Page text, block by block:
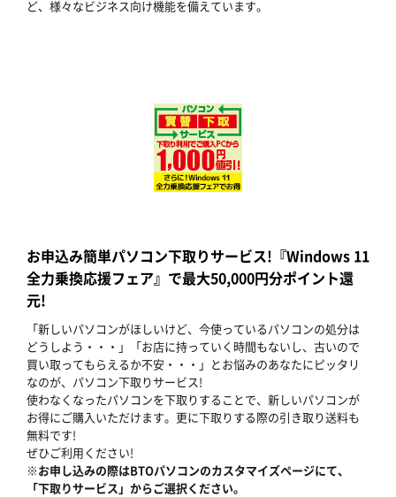
ど、様々なビジネス向け機能を備えています。
お申込み簡単パソコン下取りサービス!『Windows 11
全力乗換応援フェア』で最大50,000円分ポイント還
元!
「新しいパソコンがほしいけど、今使っているパソコンの処分は
どうしよう・・・」「お店に持っていく時間もないし、古いので
買い取ってもらえるか不安・・・」とお悩みのあなたにピッタリ
なのが、パソコン下取りサービス!
使わなくなったパソコンを下取りすることで、新しいパソコンが
お得にご購入いただけます。更に下取りする際の引き取り送料も
無料です!
ぜひご利用ください!
※お申し込みの際はBTOパソコンのカスタマイズページにて、
「下取りサービス」からご選択ください。